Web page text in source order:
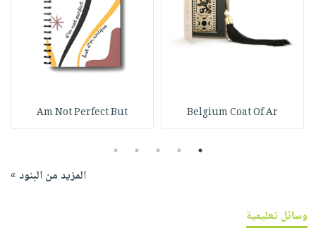
Belgium Coat Of Ar
Am Not Perfect But
1
2
3
4
5
المزيد من البنود »
وسائل تعليمية